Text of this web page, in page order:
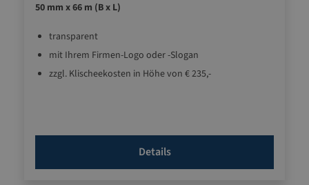
50 mm x 66 m (B x L)
transparent
mit Ihrem Firmen-Logo oder -Slogan
zzgl. Klischeekosten in Höhe von € 235,-
Details